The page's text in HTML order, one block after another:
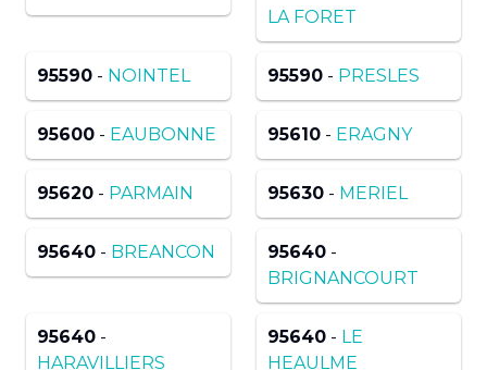
LA FORET
95590 - NOINTEL 95590 - PRESLES
95600 - EAUBONNE 95610 - ERAGNY
95620 - PARMAIN 95630 - MERIEL
95640 - BREANCON 95640 -
BRIGNANCOURT
95640 -
HARAVILLIERS
95640 - LE
HEAULME